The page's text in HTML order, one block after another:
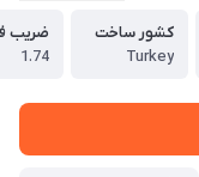
کشور ساخت
Turkey
ضریب
1.74